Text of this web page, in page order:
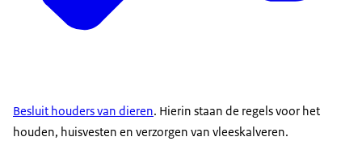
Besluit houders van dieren. Hierin staan de regels voor het
houden, huisvesten en verzorgen van vleeskalveren.